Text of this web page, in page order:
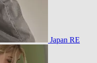
Japan RE